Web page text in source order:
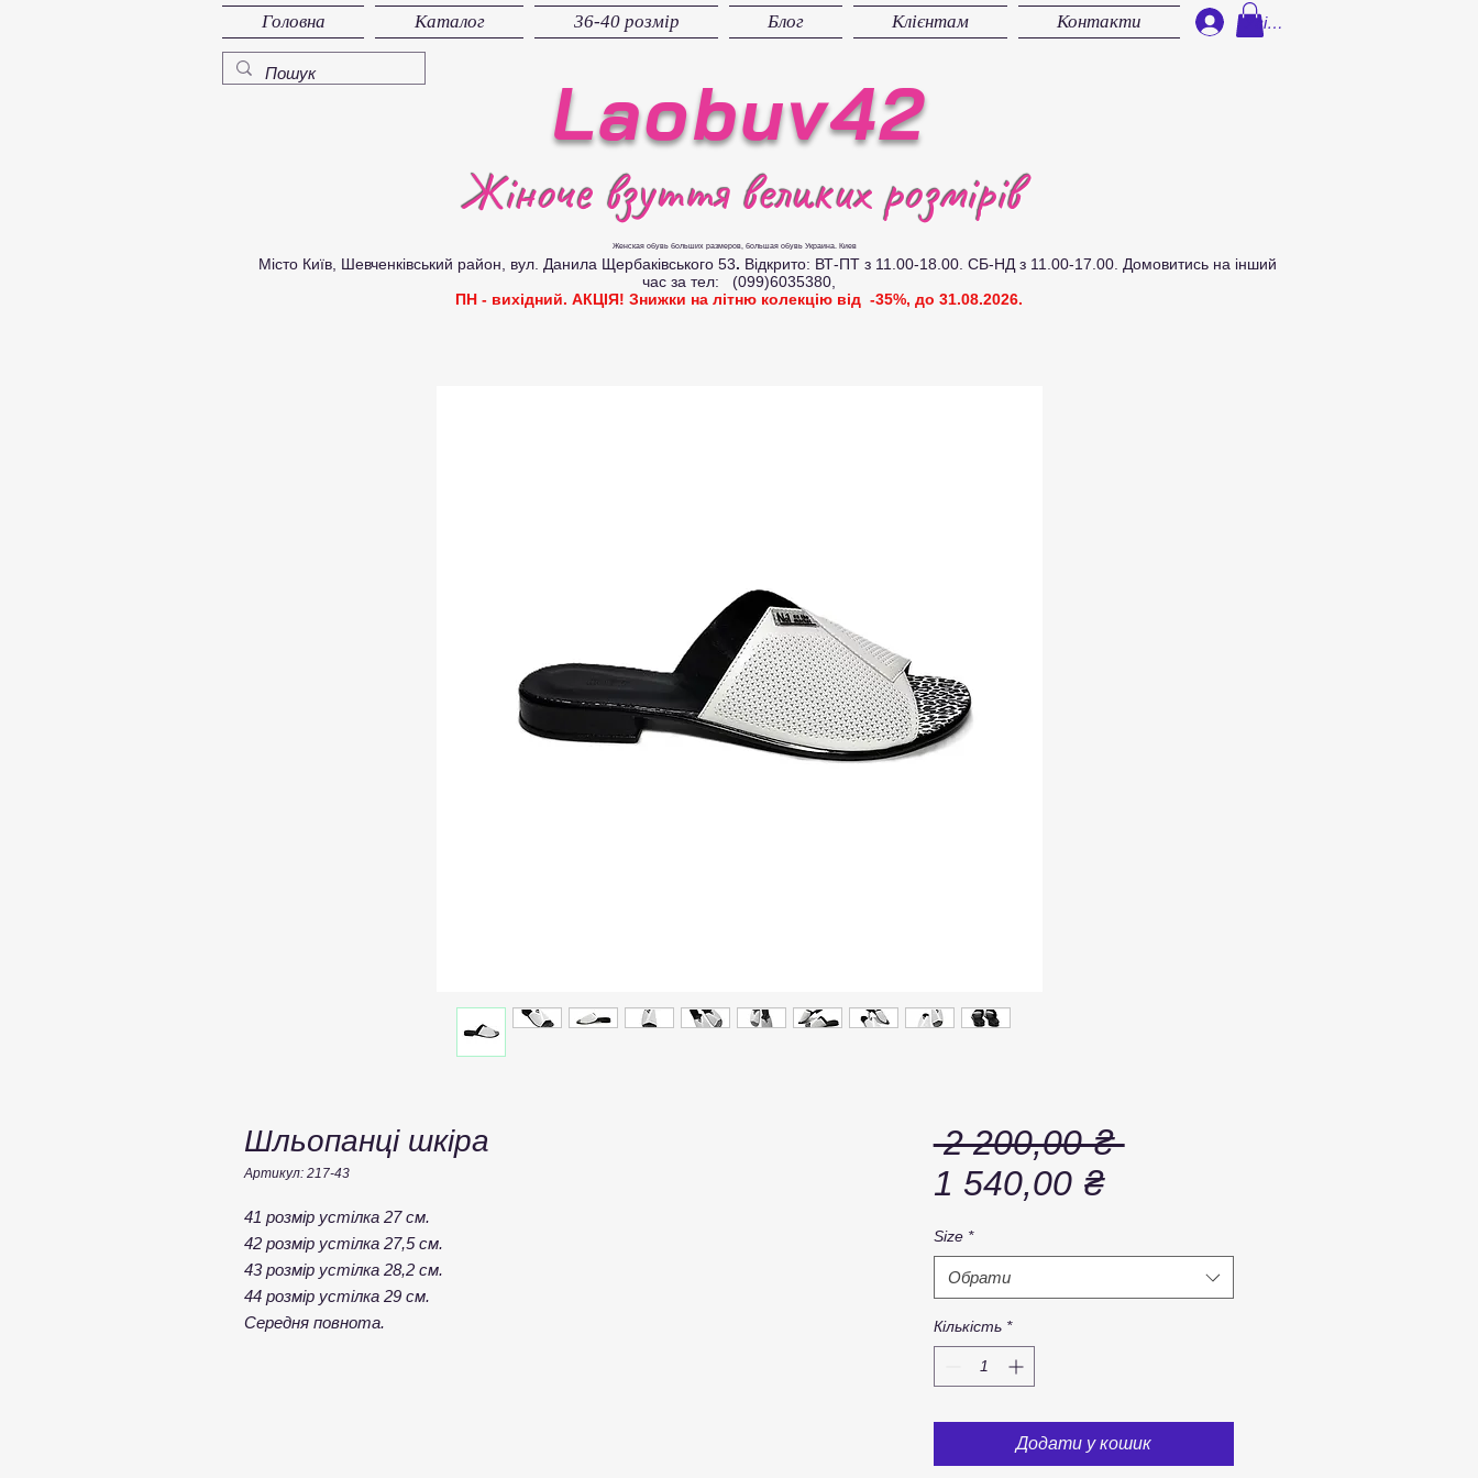
Головна Каталог 36-40 розмір Блог Клієнтам Контакти Увійти
Laobuv42
Жіноче взуття великих розмірів
Женская обувь больших размеров, большая обувь Украина. Киев
Місто Київ, Шевченківський район, вул. Данила Щербаківського 53. Відкрито: ВТ-ПТ з 11.00-18.00. СБ-НД з 11.00-17.00. Домовитись на інший
час за тел: (099)6035380,
ПН - вихідний. АКЦІЯ! Знижки на літню колекцію від -35%, до 31.08.2026.
Шльопанці шкіра
Артикул: 217-43
41 розмір устілка 27 см.
42 розмір устілка 27,5 см.
43 розмір устілка 28,2 см.
44 розмір устілка 29 см.
Середня повнота.
2 200,00 ₴ Звичайна
1 540,00 ₴За
Size *
Обрати
Кількість *
Додати у кошик